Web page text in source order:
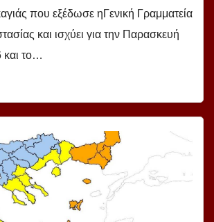
που εξέδωσε ηΓενική Γραμματεία
και ισχύει για την Παρασκευή
και το…